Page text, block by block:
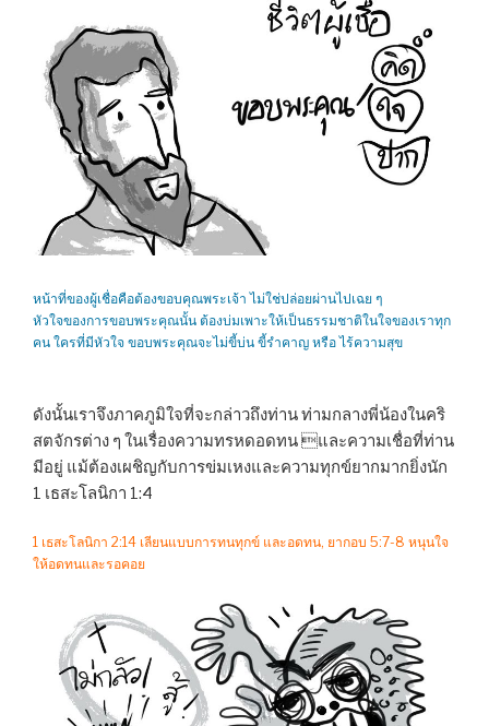
หน้าที่ของผู้เชื่อคือต้องขอบคุณพระเจ้า ไม่ใช่ปล่อยผ่านไปเฉย ๆ
หัวใจของการขอบพระคุณนั้น ต้องบ่มเพาะให้เป็นธรรมชาติในใจของเราทุก
คน ใครที่มีหัวใจ ขอบพระคุณจะไม่ขี้บ่น ขี้รำคาญ หรือ ไร้ความสุข
ดังนั้นเราจึงภาคภูมิใจที่จะกล่าวถึงท่าน ท่ามกลางพี่น้องในคริ
สตจักรต่าง ๆ ในเรื่องความทรหดอดทน และความเชื่อที่ท่าน
มีอยู่ แม้ต้องเผชิญกับการข่มเหงและความทุกข์ยากมากยิ่งนัก
1 เธสะโลนิกา 1:4
1 เธสะโลนิกา 2:14 เลียนแบบการทนทุกข์ และอดทน, ยากอบ 5:7-8 หนุนใจ
ให้อดทนและรอคอย